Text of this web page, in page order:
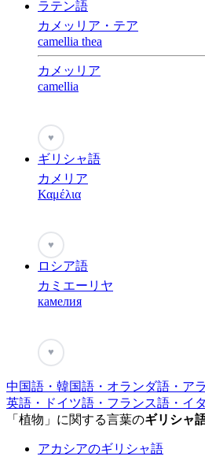
ラテン語
カメッリア・テア
camellia thea
カメッリア
camellia
♥
ギリシャ語
カメリア
Καμέλια
♥
ロシア語
カミエーリヤ
камелия
♥
中国語・韓国語・オランダ語・ア
英語・ドイツ語・フランス語・イ
「植物」に関する言葉のギリシャ
アカシアのギリシャ語